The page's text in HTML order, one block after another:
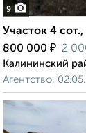
9
Участок 4
800 000 ₽ 2
Калининский
Агентство,